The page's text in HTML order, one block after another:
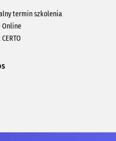
termin szkolenia
Online